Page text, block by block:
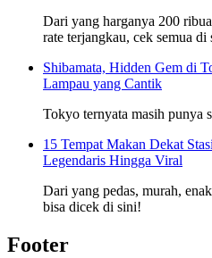
Dari yang harganya 200
rate terjangkau, cek semua di
Shibamata, Hidden Gem di
Lampau yang Cantik
Tokyo ternyata masih punya
15 Tempat Makan Dekat
Legendaris Hingga Viral
Dari yang pedas, murah,
bisa dicek di sini!
Footer